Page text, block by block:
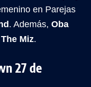
en Parejas
. Además, Oba
The Miz.
27 de